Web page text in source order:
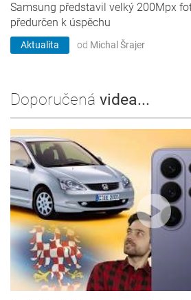
Samsung představil velký 200Mpx
předurčen k úspěchu
Aktualita od Michal Šrajer
Doporučená videa...